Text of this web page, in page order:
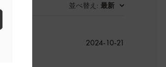
並べ替え : 最新
2024-10-21